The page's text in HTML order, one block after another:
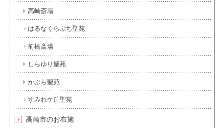
高崎斎場
はるなくらぶち聖苑
前橋斎場
しらゆり聖苑
かぶら聖苑
すみれケ丘聖苑
高崎市のお布施